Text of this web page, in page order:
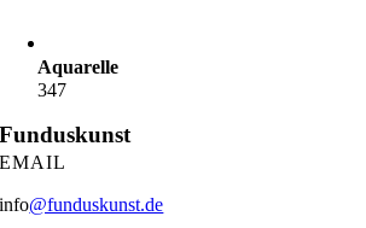
Aquarelle
347
Funduskunst
EMAIL
info@funduskunst.de